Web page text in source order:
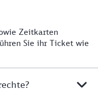
Zeitkarten
Sie ihr Ticket wie